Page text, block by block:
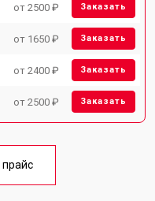
от 2500 ₽ Заказать
от 1650 ₽ Заказать
от 2400 ₽ Заказать
от 2500 ₽ Заказать
прайс